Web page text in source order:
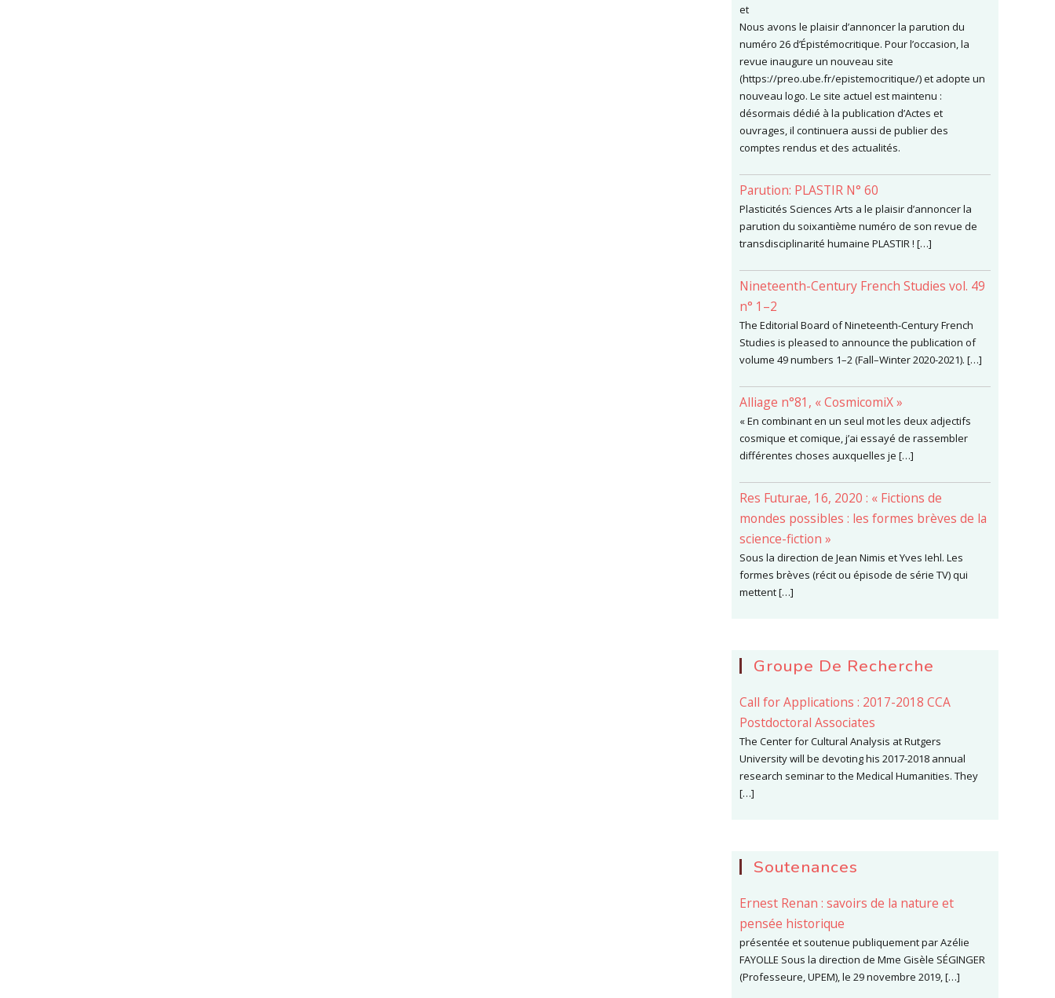
et
Nous avons le plaisir d’annoncer la parution du
numéro 26 d’Épistémocritique. Pour l’occasion, la
revue inaugure un nouveau site
(https://preo.ube.fr/epistemocritique/) et adopte un
nouveau logo. Le site actuel est maintenu :
désormais dédié à la publication d’Actes et
ouvrages, il continuera aussi de publier des
comptes rendus et des actualités.
Parution: PLASTIR N° 60
Plasticités Sciences Arts a le plaisir d’annoncer la
parution du soixantième numéro de son revue de
transdisciplinarité humaine PLASTIR ! […]
Nineteenth-Century French Studies vol. 49
n° 1–2
The Editorial Board of Nineteenth-Century French
Studies is pleased to announce the publication of
volume 49 numbers 1–2 (Fall–Winter 2020-2021). […]
Alliage n°81, « CosmicomiX »
« En combinant en un seul mot les deux adjectifs
cosmique et comique, j’ai essayé de rassembler
différentes choses auxquelles je […]
Res Futurae, 16, 2020 : « Fictions de
mondes possibles : les formes brèves de la
science-fiction »
Sous la direction de Jean Nimis et Yves Iehl. Les
formes brèves (récit ou épisode de série TV) qui
mettent […]
Groupe De Recherche
Call for Applications : 2017-2018 CCA
Postdoctoral Associates
The Center for Cultural Analysis at Rutgers
University will be devoting his 2017-2018 annual
research seminar to the Medical Humanities. They
[…]
Soutenances
Ernest Renan : savoirs de la nature et
pensée historique
présentée et soutenue publiquement par Azélie
FAYOLLE Sous la direction de Mme Gisèle SÉGINGER
(Professeure, UPEM), le 29 novembre 2019, […]